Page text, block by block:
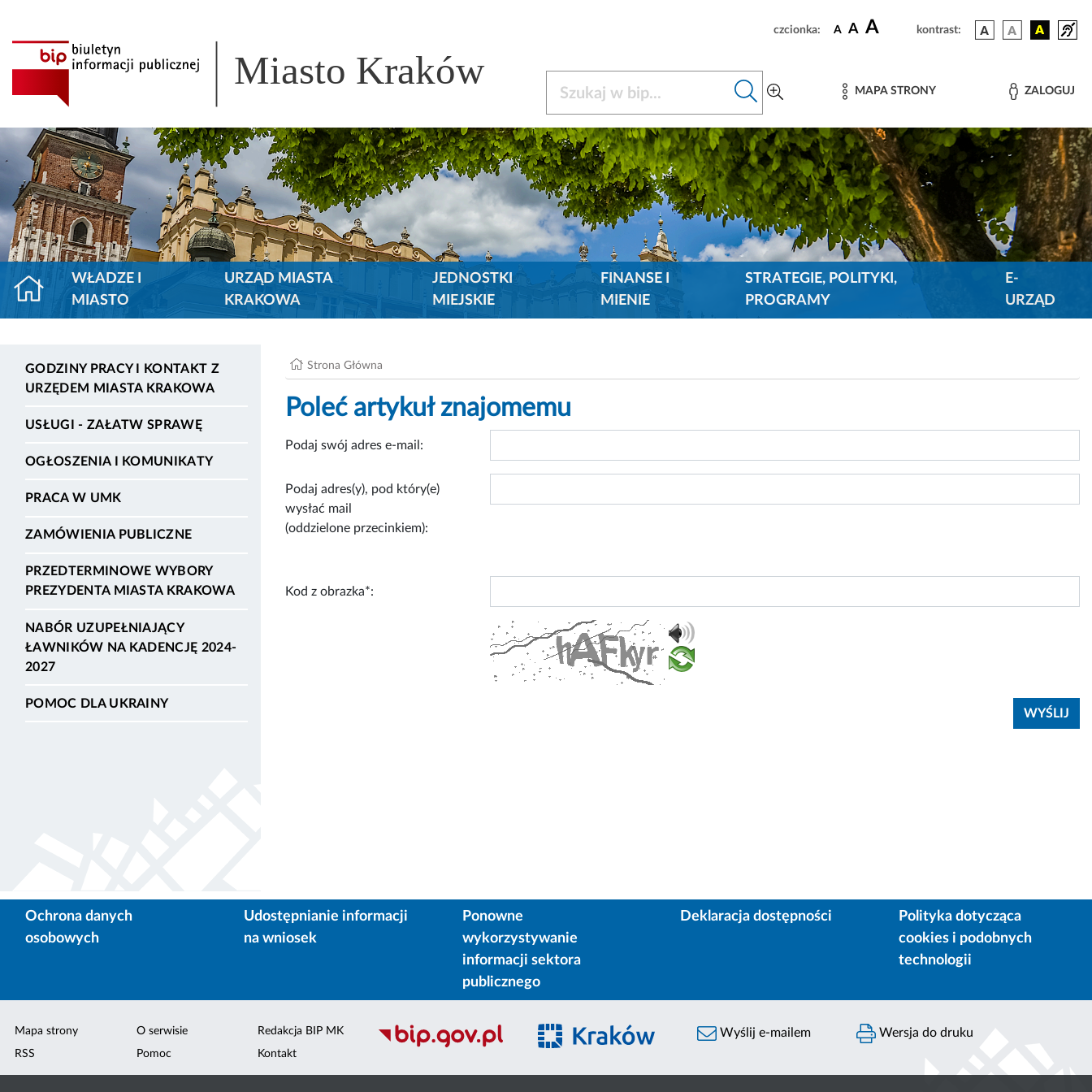
czcionka: A A A kontrast:
Miasto Kraków MAPA STRONY ZALOGUJ
WŁADZE I
MIASTO
URZĄD MIASTA
KRAKOWA
JEDNOSTKI
MIEJSKIE
FINANSE I
MIENIE
STRATEGIE, POLITYKI,
PROGRAMY
E-
URZĄD
GODZINY PRACY I KONTAKT Z
URZĘDEM MIASTA KRAKOWA
USŁUGI - ZAŁATW SPRAWĘ
OGŁOSZENIA I KOMUNIKATY
PRACA W UMK
ZAMÓWIENIA PUBLICZNE
PRZEDTERMINOWE WYBORY
PREZYDENTA MIASTA KRAKOWA
NABÓR UZUPEŁNIAJĄCY
ŁAWNIKÓW NA KADENCJĘ 2024-
2027
POMOC DLA UKRAINY
Strona Główna
Poleć artykuł znajomemu
Podaj swój adres e-mail:
Podaj adres(y), pod który(e)
wysłać mail
(oddzielone przecinkiem):
Kod z obrazka*:
Ochrona danych
osobowych
Udostępnianie informacji
na wniosek
Ponowne
wykorzystywanie
informacji sektora
publicznego
Deklaracja dostępności
Polityka dotycząca
cookies i podobnych
technologii
Mapa strony
RSS
O serwisie
Pomoc
Redakcja BIP MK
Kontakt
Wyślij e-mailem Wersja do druku